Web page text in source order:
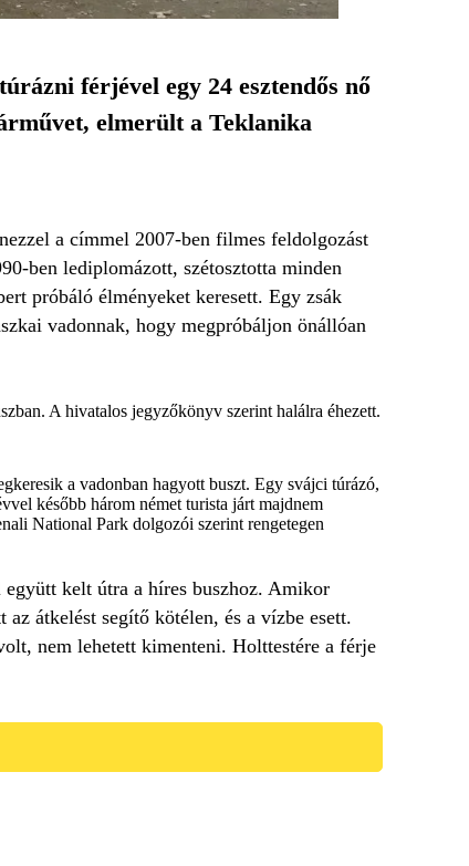
férjével egy 24 esztendős nő
elmerült a Teklanika
a címmel 2007-ben filmes feldolgozást
ben lediplomázott, szétosztotta minden
próbáló élményeket keresett. Egy zsák
vadonnak, hogy megpróbáljon önállóan
A hivatalos jegyzőkönyv szerint halálra éhezett.
a vadonban hagyott buszt. Egy svájci túrázó,
később három német turista járt majdnem
National Park dolgozói szerint rengetegen
kelt útra a híres buszhoz. Amikor
átkelést segítő kötélen, és a vízbe esett.
nem lehetett kimenteni. Holttestére a férje